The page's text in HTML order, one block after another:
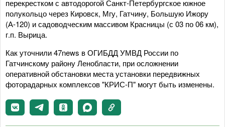
перекрестком с автодорогой Санкт-Петербургское южное
полукольцо через Кировск, Мгу, Гатчину, Большую Ижору
(А-120) и садоводческим массивом Красницы (с 03 по 06 км),
г.п. Вырица.
Как уточнили 47news в ОГИБДД УМВД России по
Гатчинскому району Ленобласти, при осложнении
оперативной обстановки места установки передвижных
фоторадарных комплексов "КРИС-П" могут быть изменены.